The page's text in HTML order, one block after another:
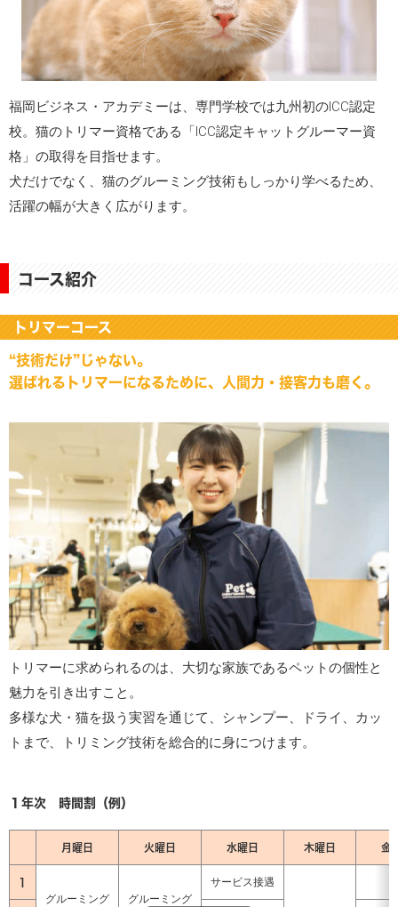
福岡ビジネス・アカデミーは、専門学校では九州初のICC認定
校。猫のトリマー資格である「ICC認定キャットグルーマー資
格」の取得を目指せます。
犬だけでなく、猫のグルーミング技術もしっかり学べるため、
活躍の幅が大きく広がります。
コース紹介
トリマーコース
“技術だけ”じゃない。
選ばれるトリマーになるために、人間力・接客力も磨く。
トリマーに求められるのは、大切な家族であるペットの個性と
魅力を引き出すこと。
多様な犬・猫を扱う実習を通じて、シャンプー、ドライ、カッ
トまで、トリミング技術を総合的に身につけます。
１年次 時間割（例）
月曜日 火曜日 水曜日 木曜日 金
1
グルーミング グルーミング
サービス接遇